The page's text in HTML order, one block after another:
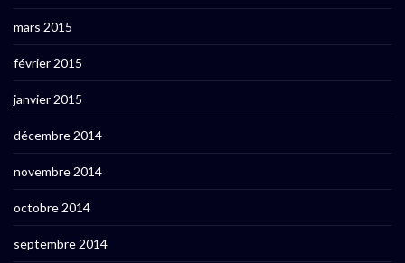
mars 2015
février 2015
janvier 2015
décembre 2014
novembre 2014
octobre 2014
septembre 2014